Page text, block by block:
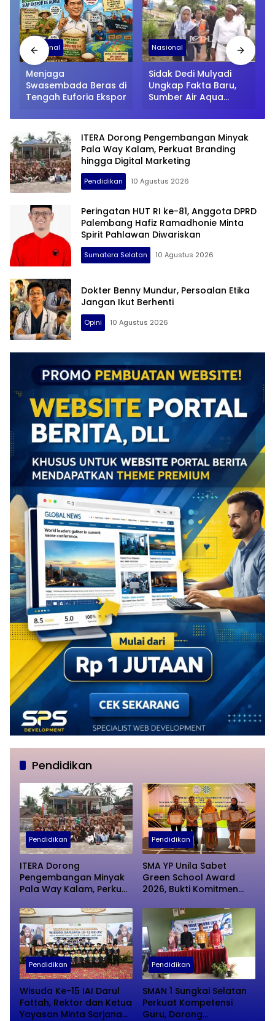
Nasional
Menjaga
Swasembada Beras di
Tengah Euforia Ekspor
Nasional
Sidak Dedi Mulyadi
Ungkap Fakta Baru,
Sumber Air Aqua
Pegunungan
ITERA Dorong Pengembangan Minyak
Pala Way Kalam, Perkuat Branding
hingga Digital Marketing
Pendidikan 10 Agustus 2026
Peringatan HUT RI ke-81, Anggota DPRD
Palembang Hafiz Ramadhonie Minta
Spirit Pahlawan Diwariskan
Sumatera Selatan 10 Agustus 2026
Dokter Benny Mundur, Persoalan Etika
Jangan Ikut Berhenti
Opini 10 Agustus 2026
Pendidikan
Pendidikan
ITERA Dorong
Pengembangan Minyak
Pala Way Kalam, Perkuat
Marketing
Pendidikan
SMA YP Unila Sabet
Green School Award
2026, Bukti Komitmen
Berkelanjutan
Pendidikan
Wisuda Ke-15 IAI Darul
Fattah, Rektor dan Ketua
Yayasan Minta Sarjana
Pendidikan
SMAN 1 Sungkai Selatan
Perkuat Kompetensi
Guru, Dorong